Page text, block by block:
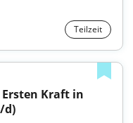
Teilzeit
d)